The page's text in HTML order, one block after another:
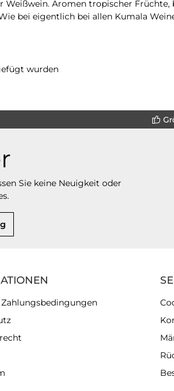
Aromen tropischer Früchte,
bei eigentlich bei allen Kumala
wurden
Sie keine Neuigkeit oder
Zahlungsbedingungen